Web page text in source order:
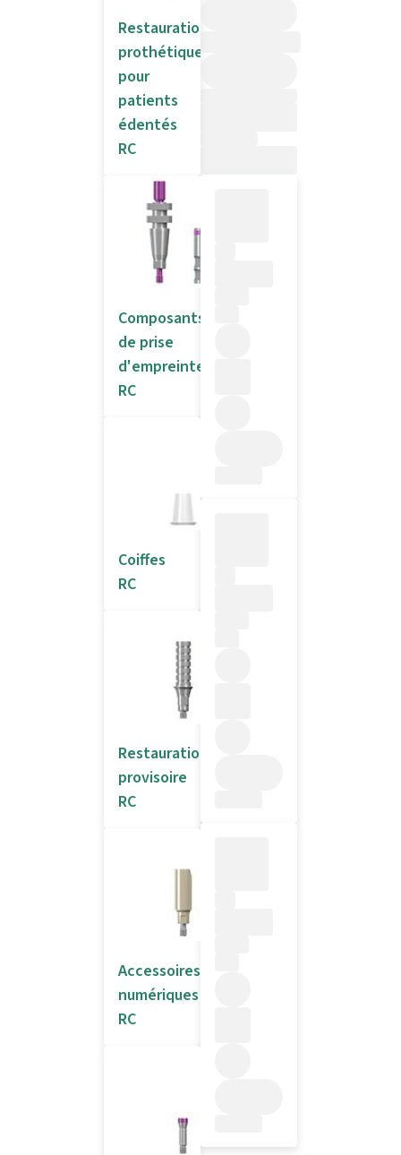
Restaurations
prothétiques
pour
patients
édentés
RC
Composants
de prise
d'empreinte
RC
Coiffes
RC
Restauration
provisoire
RC
Accessoires
numériques
RC